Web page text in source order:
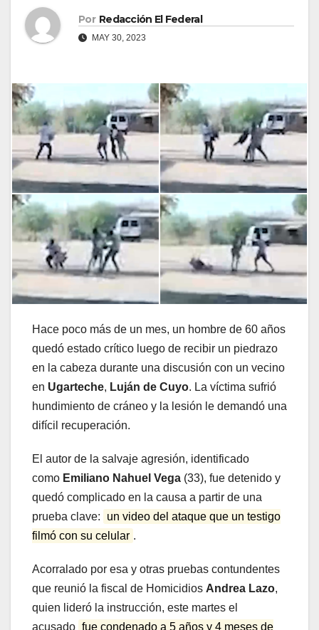
Por Redacción El Federal
MAY 30, 2023
Hace poco más de un mes, un hombre de 60 años
quedó estado crítico luego de recibir un piedrazo
en la cabeza durante una discusión con un vecino
en Ugarteche, Luján de Cuyo. La víctima sufrió
hundimiento de cráneo y la lesión le demandó una
difícil recuperación.
El autor de la salvaje agresión, identificado
como Emiliano Nahuel Vega (33), fue detenido y
quedó complicado en la causa a partir de una
prueba clave:
un video del ataque que un testigo
filmó con su celular .
Acorralado por esa y otras pruebas contundentes
que reunió la fiscal de Homicidios Andrea Lazo,
quien lideró la instrucción, este martes el
acusado fue condenado a 5 años y 4 meses de